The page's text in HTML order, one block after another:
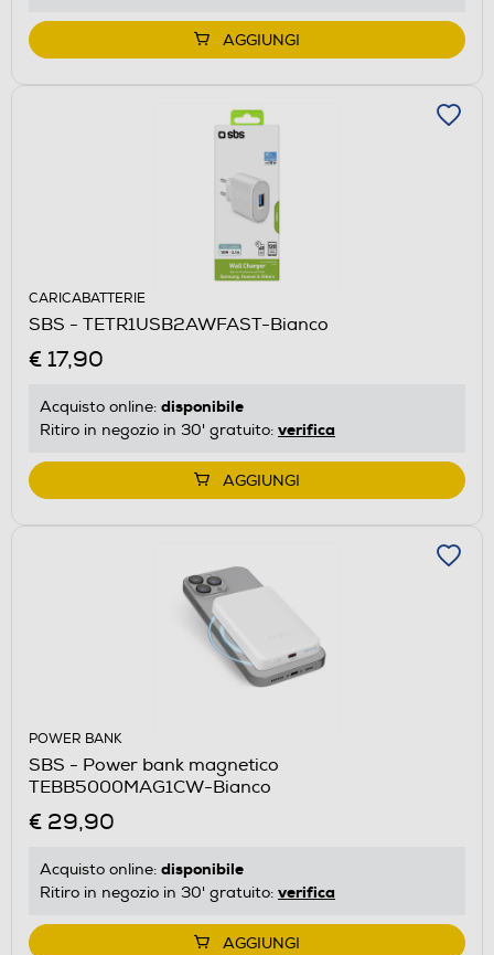
AGGIUNGI
CARICABATTERIE
SBS - TETR1USB2AWFAST-Bianco
€ 17,90
Acquisto online: disponibile
Ritiro in negozio in 30' gratuito: verifica
AGGIUNGI
POWER BANK
SBS - Power bank magnetico
TEBB5000MAG1CW-Bianco
€ 29,90
Acquisto online: disponibile
Ritiro in negozio in 30' gratuito: verifica
AGGIUNGI